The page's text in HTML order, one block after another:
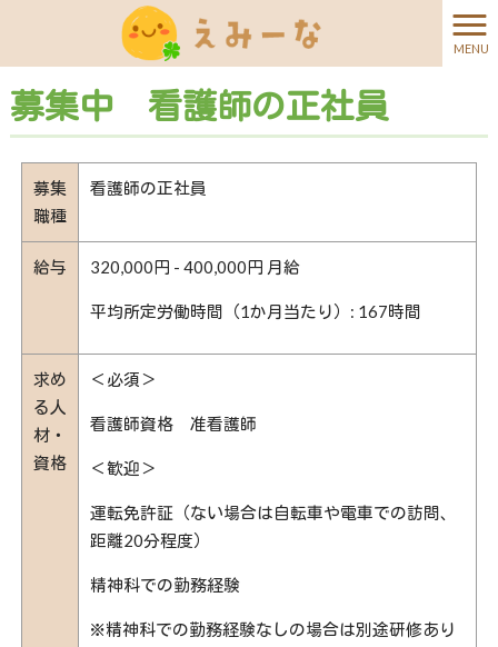
MENU
募集中 看護師の正社員
募集
職種
看護師の正社員
給与 320,000円 - 400,000円 月給
平均所定労働時間（1か月当たり）: 167時間
求め
る人
材・
資格
＜必須＞
看護師資格 准看護師
＜歓迎＞
運転免許証（ない場合は自転車や電車での訪問、
距離20分程度）
精神科での勤務経験
※精神科での勤務経験なしの場合は別途研修あり